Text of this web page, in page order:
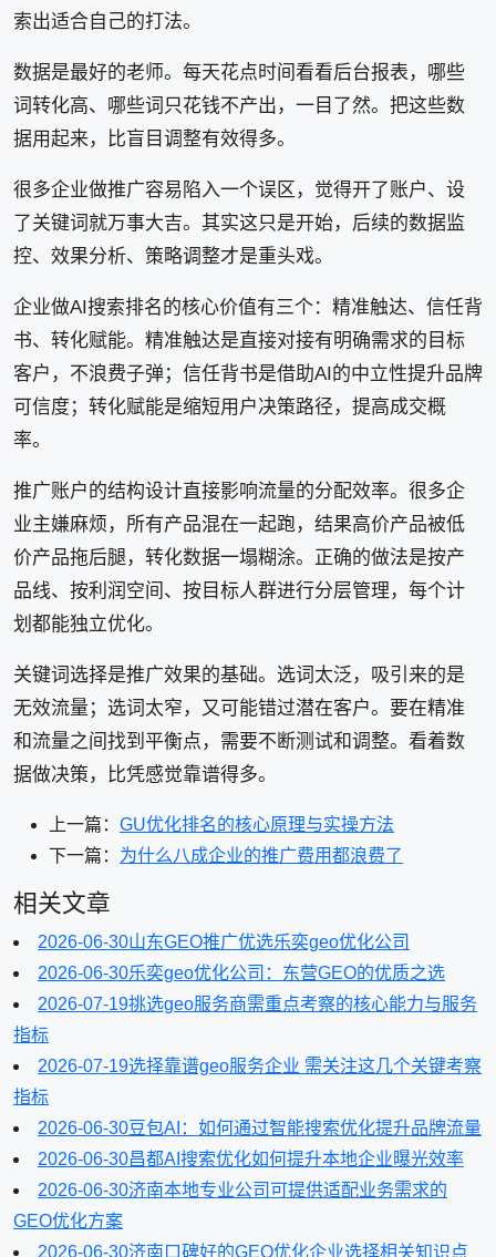
索出适合自己的打法。
数据是最好的老师。每天花点时间看看后台报表，哪些
词转化高、哪些词只花钱不产出，一目了然。把这些数
据用起来，比盲目调整有效得多。
很多企业做推广容易陷入一个误区，觉得开了账户、设
了关键词就万事大吉。其实这只是开始，后续的数据监
控、效果分析、策略调整才是重头戏。
企业做AI搜索排名的核心价值有三个：精准触达、信任背
书、转化赋能。精准触达是直接对接有明确需求的目标
客户，不浪费子弹；信任背书是借助AI的中立性提升品牌
可信度；转化赋能是缩短用户决策路径，提高成交概
率。
推广账户的结构设计直接影响流量的分配效率。很多企
业主嫌麻烦，所有产品混在一起跑，结果高价产品被低
价产品拖后腿，转化数据一塌糊涂。正确的做法是按产
品线、按利润空间、按目标人群进行分层管理，每个计
划都能独立优化。
关键词选择是推广效果的基础。选词太泛，吸引来的是
无效流量；选词太窄，又可能错过潜在客户。要在精准
和流量之间找到平衡点，需要不断测试和调整。看着数
据做决策，比凭感觉靠谱得多。
上一篇： GU优化排名的核心原理与实操方法
下一篇： 为什么八成企业的推广费用都浪费了
相关文章
2026-06-30山东GEO推广优选乐奕geo优化公司
2026-06-30乐奕geo优化公司：东营GEO的优质之选
2026-07-19挑选geo服务商需重点考察的核心能力与服务
指标
2026-07-19选择靠谱geo服务企业 需关注这几个关键考察
指标
2026-06-30豆包AI：如何通过智能搜索优化提升品牌流量
2026-06-30昌都AI搜索优化如何提升本地企业曝光效率
2026-06-30济南本地专业公司可提供适配业务需求的
GEO优化方案
2026-06-30济南口碑好的GEO优化企业选择相关知识点